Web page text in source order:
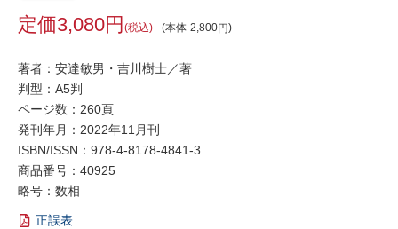
本体 2,800
3,080 税込
著者：安達敏男・吉川樹士／著
判型：A5判
ページ数：260頁
発刊年月：2022年11月刊
ISBN/ISSN： 978-4-8178-4841-3
商品番号：40925
略号：数相
正誤表